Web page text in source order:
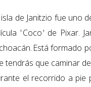
isla de Janitzio fue uno
'Coco' de Pixar. J
Está formado
tendrás que caminar
el recorrido a pie